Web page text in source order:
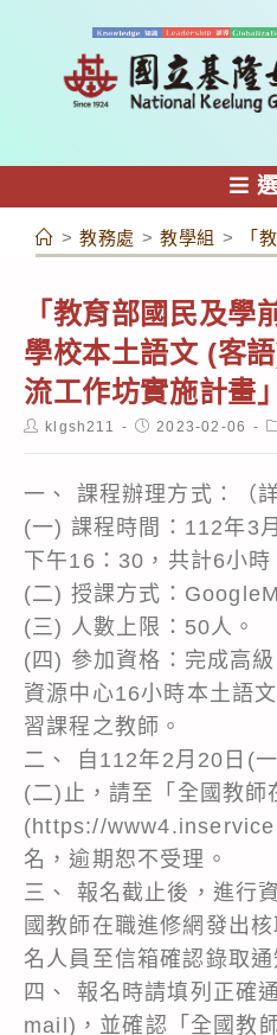
容
> 教務處 > 教學組 > 「
「教育部國民及學
學校本土語文 (客
流工作坊實施計畫
Postklgsh211
Post2023-02-06
一、 課程辦理方式：（
(一) 課程時間：112年3
下午16：30，共計6小時
(二) 授課方式：
(三) 人數上限：50人。
(四) 參加資格：完成高
資源中心16小時本土語
習課程之教師。
二、 自112年2月20日(
(二)止，請至「全國教師
(https://
名，逾期恕不受理。
三、 報名截止後，進行
國教師在職進修網發出
名人員至信箱確認錄取通
四、 報名時請填列正確
mail)，並確認「全國教